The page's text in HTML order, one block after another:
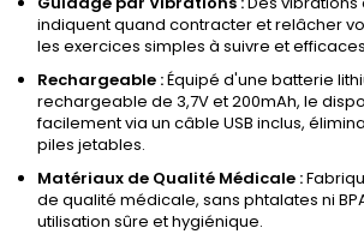
indiquent quand contracter et relâcher
les exercices simples à suivre et
Rechargeable :Équipé d'une batterie
rechargeable de 3,7V et 200mAh, le
facilement via un câble USB inclus,
piles jetables.
Matériaux de Qualité Médicale :
de qualité médicale, sans phtalates ni
utilisation sûre et hygiénique.